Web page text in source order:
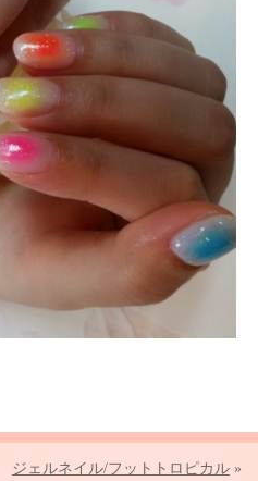
ジェルネイル/フットトロピカル »